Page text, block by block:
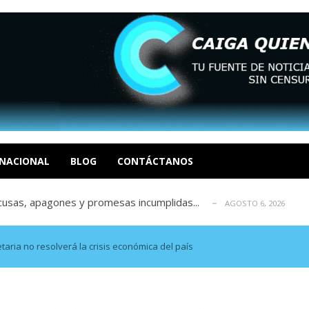
BLOG CONTÁCTANOS
de derechos humanos en el Minister... AGOSTO 6, 2026
un mercado impulsado por el auge de... AGOSTO 6, 2026
en La Guaira que hasta ahora no había ...
no resolverá la crisis económica del país